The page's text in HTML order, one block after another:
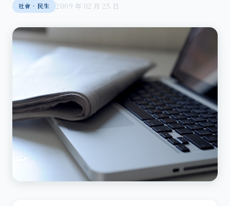
社會‧民生 2009 年 02 月 25 日